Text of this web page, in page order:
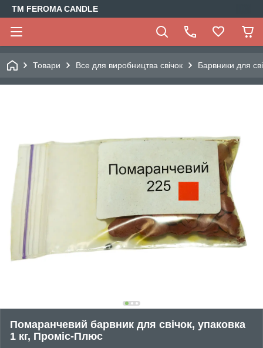
TM FEROMA CANDLE
Товари Все для виробництва свічок Барвники для
Помаранчевий барвник для свічок, упаковка
1 кг, Проміс-Плюс